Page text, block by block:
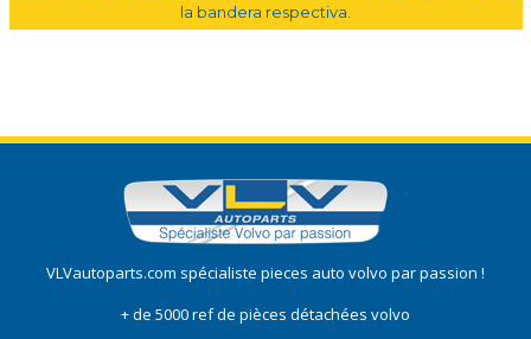
la bandera respectiva.
VLVautoparts.com spécialiste pieces auto volvo par passion !
+ de 5000 ref de pièces détachées volvo